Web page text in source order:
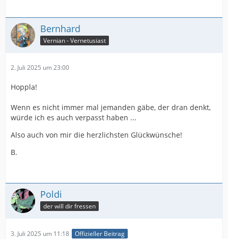
Bernhard
Vernian - Vernetusiast
2. Juli 2025 um 23:00
Hoppla!
Wenn es nicht immer mal jemanden gäbe, der dran denkt,
würde ich es auch verpasst haben ...
Also auch von mir die herzlichsten Glückwünsche!
B.
Poldi
der will dir fressen
3. Juli 2025 um 11:18 Offizieller Beitrag